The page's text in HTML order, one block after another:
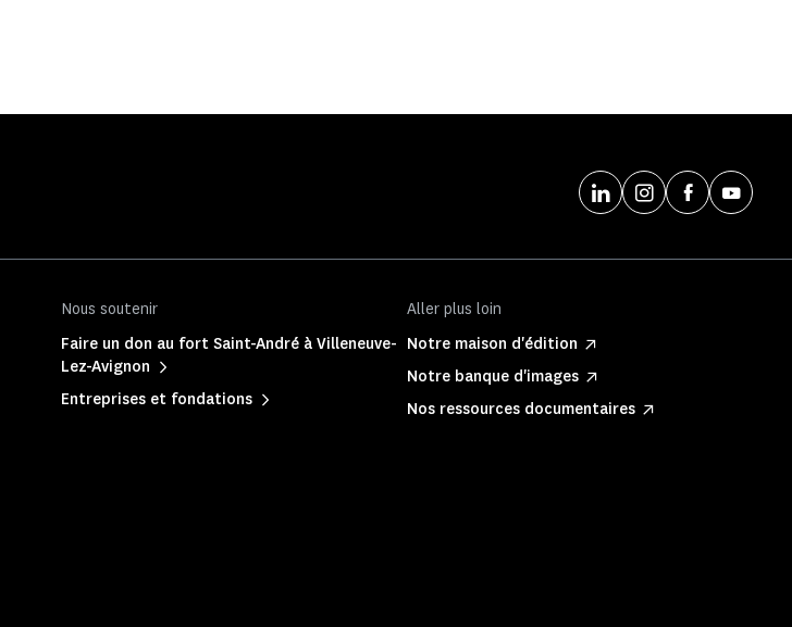
Nous soutenir
Faire un don au fort Saint-André à Villeneuve-
Lez-Avignon
Entreprises et fondations
Aller plus loin
Notre maison d'édition
Notre banque d'images
Nos ressources documentaires